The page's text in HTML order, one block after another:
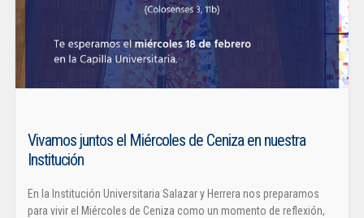
Vivamos juntos el Miércoles de Ceniza en nuestra
Institución
En la Institución Universitaria Salazar y Herrera nos preparamos
para vivir el Miércoles de Ceniza como un momento de reflexión,